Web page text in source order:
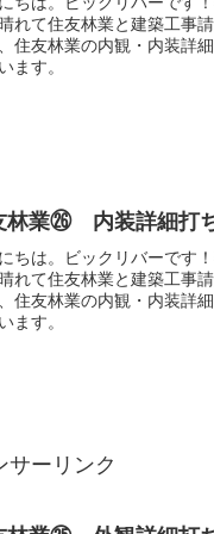
れて住友林業と建築工事
住友林業の内観・内装詳
ます。
林業㉖ 内装詳細打
ちは。ビックリバーです
れて住友林業と建築工事
住友林業の内観・内装詳
ます。
サーリンク